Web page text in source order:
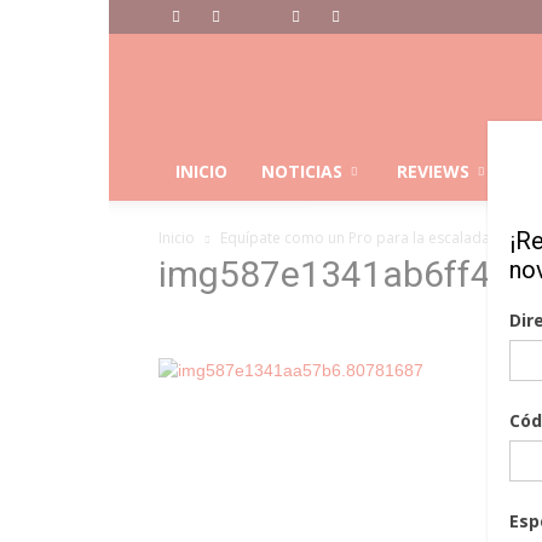
INICIO NOTICIAS REVIEWS
Inicio Equípate como un Pro para la escalada en